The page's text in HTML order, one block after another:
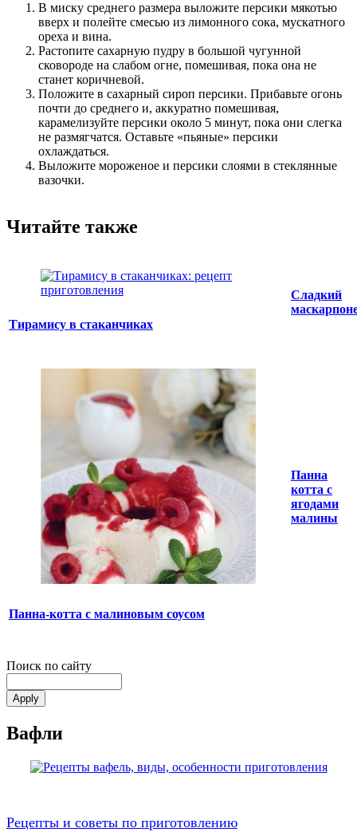
В миску среднего размера выложите персики мякотью
вверх и полейте смесью из лимонного сока, мускатного
ореха и вина.
Растопите сахарную пудру в большой чугунной
сковороде на слабом огне, помешивая, пока она не
станет коричневой.
Положите в сахарный сироп персики. Прибавьте огонь
почти до среднего и, аккуратно помешивая,
карамелизуйте персики около 5 минут, пока они слегка
не размягчатся. Оставьте «пьяные» персики
охлаждаться.
Выложите мороженое и персики слоями в стеклянные
вазочки.
Читайте также
Тирамису в стаканчиках
Сладкий
Панна-котта с малиновым соусом
Панна
котта с
ягодами
малины
Поиск по сайту
Вафли
Рецепты и советы по приготовлению